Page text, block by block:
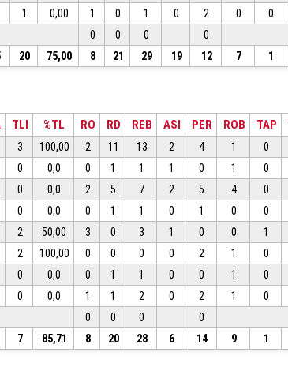
1 0,00 1 0 1 0 2 0 0
0 0 0 0
20 75,00 8 21 29 19 12 7 1
TLI %TL RO RD REB ASI PER ROB TAP
3 100,00 2 11 13 2 4 1 0
0 0,0 0 1 1 1 0 1 0
0 0,0 2 5 7 2 5 4 0
0 0,0 0 1 1 0 1 0 0
2 50,00 3 0 3 1 0 0 1
2 100,00 0 0 0 0 2 1 0
0 0,0 0 1 1 0 0 1 0
0 0,0 1 1 2 0 2 1 0
0 0 0 0
7 85,71 8 20 28 6 14 9 1